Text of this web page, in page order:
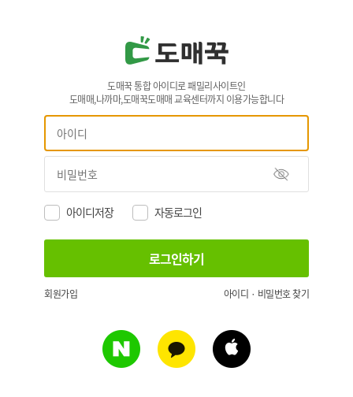
도매꾹 통합 아이디로 패밀리사이트인
도매매,나까마,도매꾹도매매 교육센터까지 이용가능합니다
아이디저장 자동로그인
회원가입 아이디 · 비밀번호 찾기